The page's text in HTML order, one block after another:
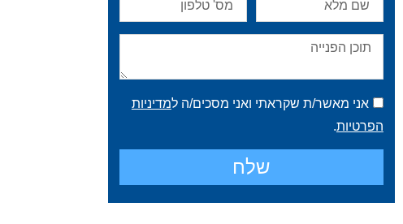
אני מאשר/ת שקראתי ואני מסכים/ה למדיניות
הפרטיות.
שלח